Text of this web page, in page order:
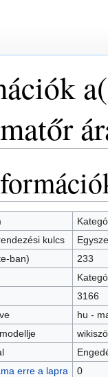
kulcs
ban)
233
3166
hu -
erre a lapra
0